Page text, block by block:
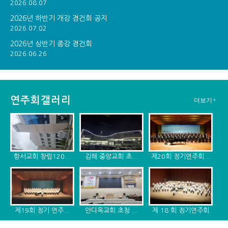
2026.08.07
2026년 하반기 개강 경건회 공지
2026.07.02
2026년 상반기 종강 경건회
2026.06.26
연주회갤러리 더보기+
항서교회 창립120... 김해 중앙교회 초... 제20회 정기연주회...
제19회 정기 연주... 안디옥교회 초청 ... 제 18 회 정기연주회